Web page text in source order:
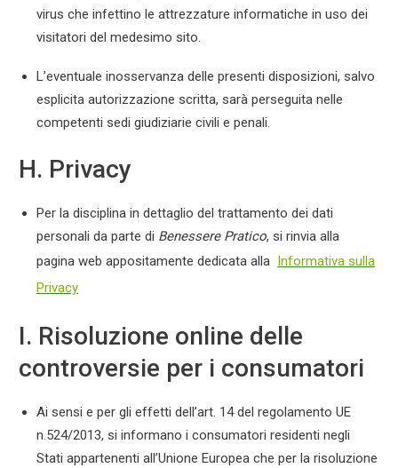
virus che infettino le attrezzature informatiche in uso dei
visitatori del medesimo sito.
L’eventuale inosservanza delle presenti disposizioni, salvo
esplicita autorizzazione scritta, sarà perseguita nelle
competenti sedi giudiziarie civili e penali.
H. Privacy
Per la disciplina in dettaglio del trattamento dei dati
personali da parte di Benessere Pratico, si rinvia alla
pagina web appositamente dedicata alla Informativa sulla
Privacy
I. Risoluzione online delle
controversie per i consumatori
Ai sensi e per gli effetti dell’art. 14 del regolamento UE
n.524/2013, si informano i consumatori residenti negli
Stati appartenenti all’Unione Europea che per la risoluzione